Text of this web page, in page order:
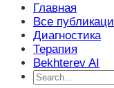
Главная
Все
Диагностика
Терапия
Bekhterev AI